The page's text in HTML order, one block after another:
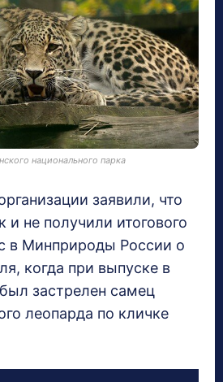
национального парка
заявили, что
и не получили итогового
в Минприроды России о
когда при выпуске в
застрелен самец
леопарда по кличке